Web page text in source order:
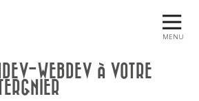
MENU
WEBDEV À VOTRE